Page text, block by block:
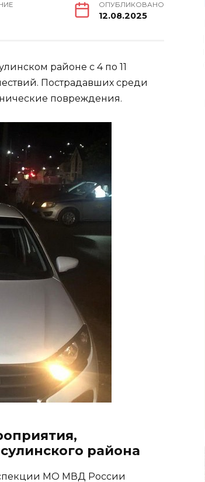
ОПУБЛИКОВАНО
12.08.2025
районе с 4 по 11
Пострадавших среди
повреждения.
района
МО МВД России